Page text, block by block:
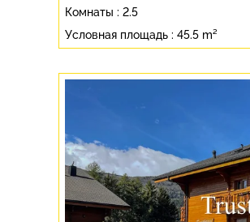
Комнаты : 2.5
Условная площадь : 45.5 m²